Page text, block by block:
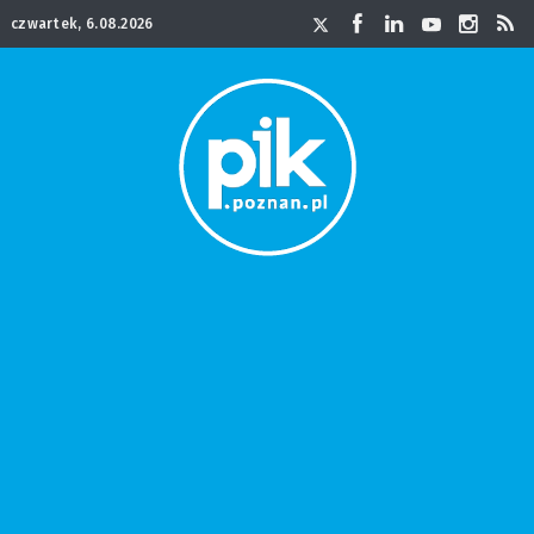
czwartek, 6.08.2026